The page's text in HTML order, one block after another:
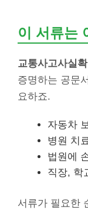
이 서류는
교통사고사실확
증명하는 공문
요하죠.
자동차
병원 치
법원에
직장, 학
서류가 필요한